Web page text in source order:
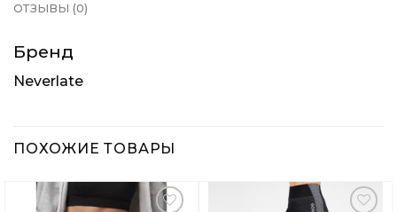
ОТЗЫВЫ (0)
Бренд
Neverlate
ПОХОЖИЕ ТОВАРЫ